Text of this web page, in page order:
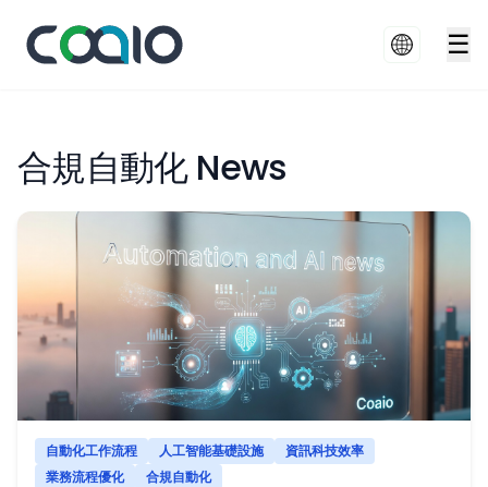
☰
合規自動化 News
自動化工作流程 人工智能基礎設施
資訊科技效率
業務流程優化
合規自動化